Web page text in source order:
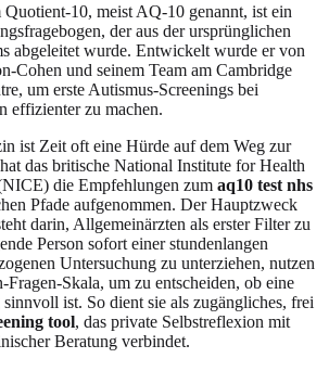
10, meist AQ-10 genannt, ist ein
der aus der ursprünglichen
abgeleitet wurde. Entwickelt wurde er von
Cohen und seinem Team am Cambridge
um erste Autismus-Screenings bei
effizienter zu machen.
ist Zeit oft eine Hürde auf dem Weg zur
das britische National Institute for Health
die Empfehlungen zum aq10 test nhs
Pfade aufgenommen. Der Hauptzweck
darin, Allgemeinärzten als erster Filter zu
Person sofort einer stundenlangen
Untersuchung zu unterziehen, nutzen
Fragen-Skala, um zu entscheiden, ob eine
ist. So dient sie als zugängliches, frei
tool, das private Selbstreflexion mit
Beratung verbindet.